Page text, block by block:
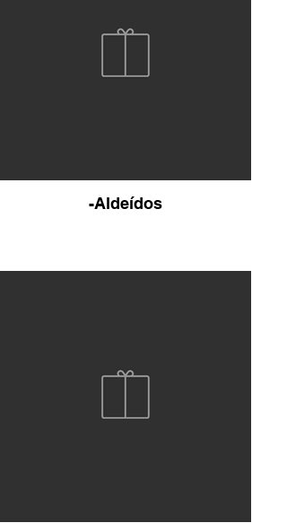
-Aldeídos